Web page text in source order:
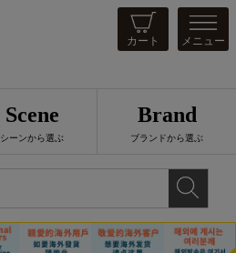
カート メニュー
Scene
シーンから選ぶ
Brand
ブランドから選ぶ